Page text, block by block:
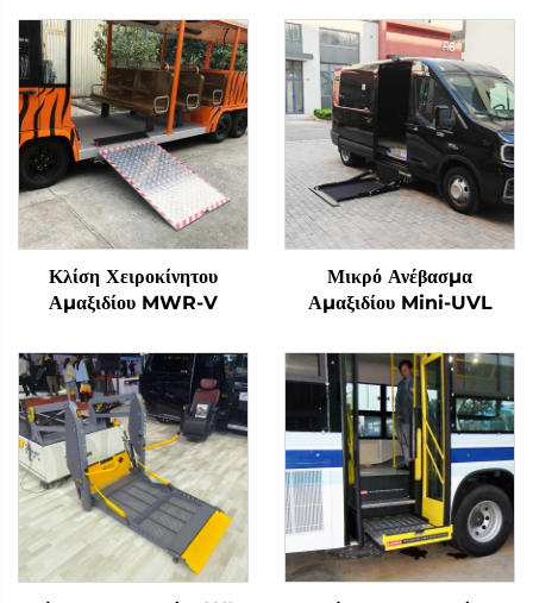
Κλίση Χειροκίνητου
Αμαξιδίου MWR-V
Μικρό Ανέβασμα
Αμαξιδίου Mini-UVL